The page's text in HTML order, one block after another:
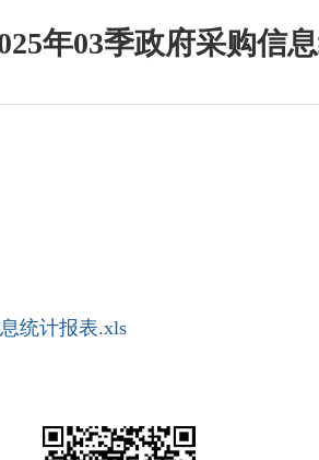
年03季政府采购信
统计报表.xls